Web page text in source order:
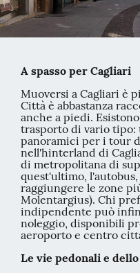
A spasso per Cagliari
Muoversi a Cagliari è
Città è abbastanza
anche a piedi.
trasporto di vario
panoramici per i tour
nell'hinterland di
di metropolitana di
quest'ultimo,
raggiungere le zone
Molentargius). Chi
indipendente può
noleggio, disponibili
aeroporto e centro
Le vie pedonali e